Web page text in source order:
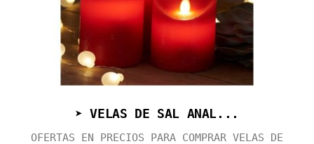
➤ VELAS DE SAL ANAL...
OFERTAS EN PRECIOS PARA COMPRAR VELAS DE